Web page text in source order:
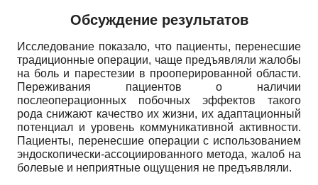
Обсуждение результатов
Исследование показало, что пациенты, перенесшие
традиционные операции, чаще предъявляли жалобы
на боль и парестезии в прооперированной области.
Переживания пациентов о наличии
послеоперационных побочных эффектов такого
рода снижают качество их жизни, их адаптационный
потенциал и уровень коммуникативной активности.
Пациенты, перенесшие операции с использованием
эндоскопически-ассоциированного метода, жалоб на
болевые и неприятные ощущения не предъявляли.